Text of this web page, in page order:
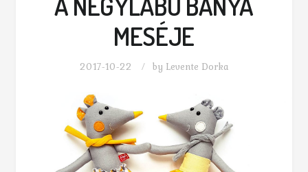
MESÉJE
2017-10-22 by Levente Dorka